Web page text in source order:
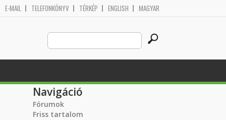
E-MAIL TELEFONKÖNYV TÉRKÉP ENGLISH MAGYAR
Search
this
site
Navigáció
Fórumok
Friss tartalom